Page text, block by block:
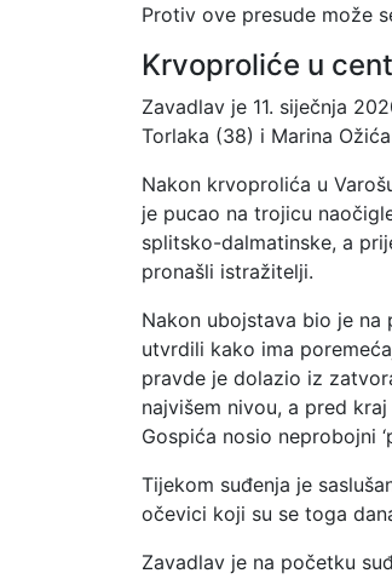
Protiv ove presude može
Krvoproliće u
Zavadlav je 11. siječnja
Torlaka (38) i Marina
Nakon krvoprolića u
je pucao na trojicu
splitsko-dalmatinske, a
pronašli istražitelji.
Nakon ubojstava bio je
utvrdili kako ima
pravde je dolazio iz
najvišem nivou, a pred
Gospića nosio neprobojni
Tijekom suđenja je
očevici koji su se toga
Zavadlav je na početku